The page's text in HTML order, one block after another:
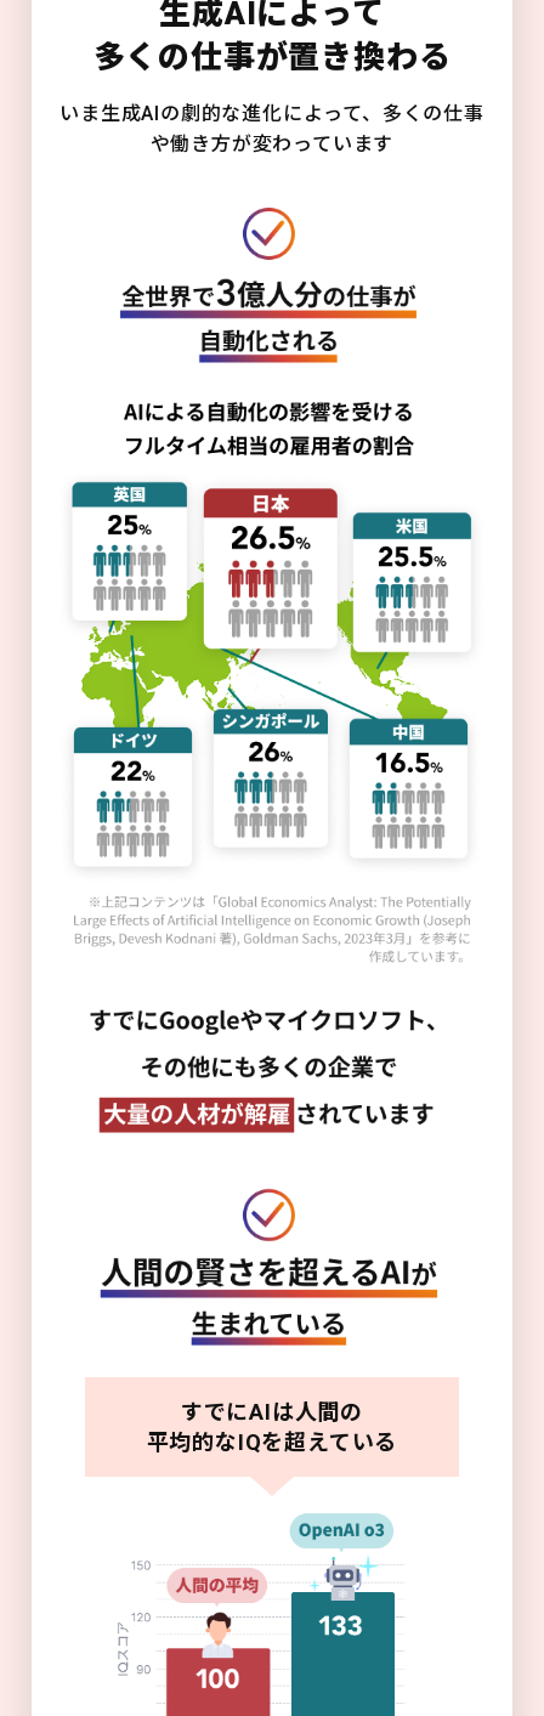
生成AIによって
多くの仕事が置き換わる
いま生成AIの劇的な進化によって、多くの仕事
や働き方が変わっています
すでにAIは人間の
平均的なIQを超えている